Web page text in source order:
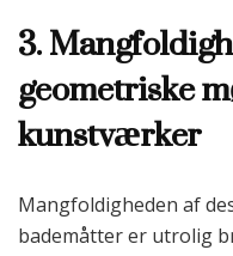
3.
geometriske
kunstværker
Mangfoldigheden af
bademåtter er utrolig